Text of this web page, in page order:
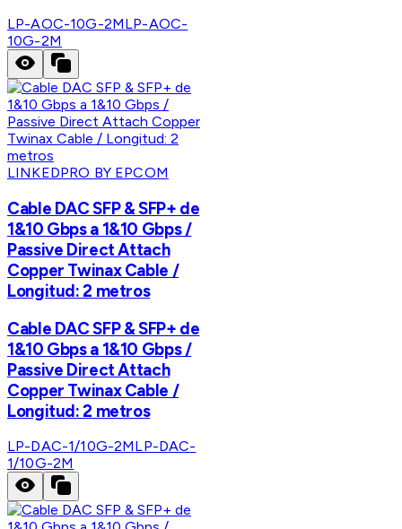
LP-AOC-10G-2MLP-AOC-
10G-2M
LINKEDPRO BY EPCOM
Cable DAC SFP & SFP+ de
1&10 Gbps a 1&10 Gbps /
Passive Direct Attach
Copper Twinax Cable /
Longitud: 2 metros
Cable DAC SFP & SFP+ de
1&10 Gbps a 1&10 Gbps /
Passive Direct Attach
Copper Twinax Cable /
Longitud: 2 metros
LP-DAC-1/10G-2MLP-DAC-
1/10G-2M